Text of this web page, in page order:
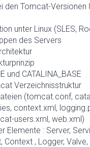
den Tomcat-Versionen
unter Linux (SLES,
des Servers
und CATALINA_BASE
Verzeichnisstruktur
(tomcat.conf,
context.xml,
users.xml, web.xml)
Elemente : Server,
Context , Logger, Valve,